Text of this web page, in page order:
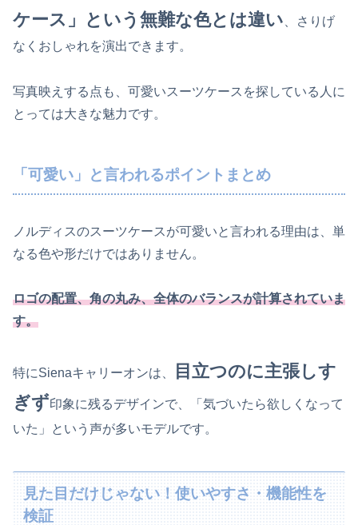
ケース」という無難な色とは違い 、さりげ
なくおしゃれを演出できます。
写真映えする点も、可愛いスーツケースを探している人に
とっては大きな魅力です。
「可愛い」と言われるポイントまとめ
ノルディスのスーツケースが可愛いと言われる理由は、単
なる色や形だけではありません。
ロゴの配置、角の丸み、全体のバランスが計算されていま
す。
特にSienaキャリーオンは、
目立つのに主張しす
ぎず印象に残るデザインで、「気づいたら欲しくなって
いた」という声が多いモデルです。
見た目だけじゃない！使いやすさ・機能性を
検証